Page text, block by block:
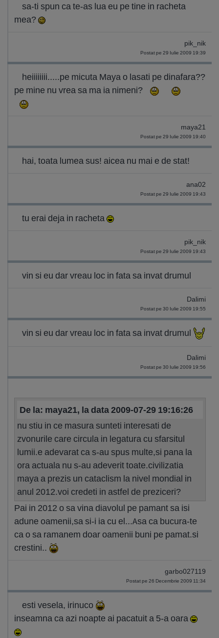
sa-ti spun ca te-as lua eu pe tine in racheta
mea?
pik_nik
Postat pe 29 Iulie 2009 19:39
heiiiiiiii.....pe micuta Maya o lasati pe dinafara??
pe mine nu vrea sa ma ia nimeni?
maya21
Postat pe 29 Iulie 2009 19:40
hai, toata lumea sus! aicea nu mai e de stat!
ana02
Postat pe 29 Iulie 2009 19:43
tu erai deja in racheta
pik_nik
Postat pe 29 Iulie 2009 19:43
vin si eu dar vreau loc in fata sa invat drumul
Dalimi
Postat pe 30 Iulie 2009 19:55
vin si eu dar vreau loc in fata sa invat drumul
Dalimi
Postat pe 30 Iulie 2009 19:56
De la: maya21, la data 2009-07-29 19:16:26
nu stiu in ce masura sunteti interesati de
zvonurile care circula in legatura cu sfarsitul
lumii.e adevarat ca s-au spus multe,si pana la
ora actuala nu s-au adeverit toate.civilizatia
maya a prezis un cataclism la nivel mondial in
anul 2012.voi credeti in astfel de preziceri?
Pai in 2012 o sa vina diavolul pe pamant sa isi
adune oamenii,sa si-i ia cu el...Asa ca bucura-te
ca o sa ramanem doar oamenii buni pe pamat.si
crestini..
garbo027119
Postat pe 26 Decembrie 2009 11:34
esti vesela, irinuco
inseamna ca azi noapte ai pacatuit a 5-a oara